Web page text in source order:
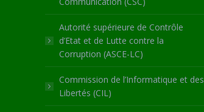
Autorité supérieure de Contrôle
d’Etat et de Lutte contre la
Corruption (ASCE-LC)
Commission de l’Informatique et des
Libertés (CIL)